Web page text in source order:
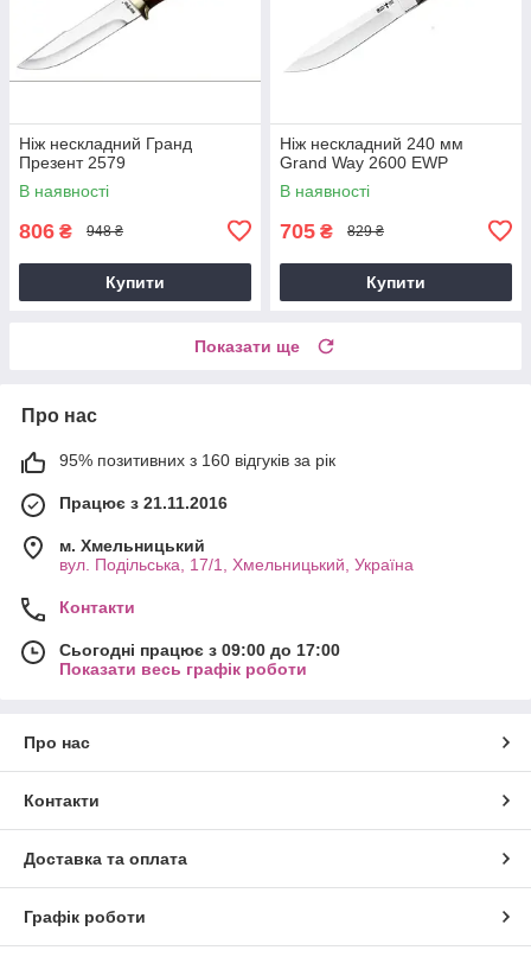
Ніж нескладний Гранд
Презент 2579
В наявності
806 ₴ 948 ₴
Купити
Ніж нескладний 240 мм
Grand Way 2600 EWP
В наявності
705 ₴ 829 ₴
Купити
Показати ще
Про нас
95% позитивних з 160 відгуків за рік
Працює з 21.11.2016
м. Хмельницький
вул. Подільська, 17/1, Хмельницький, Україна
Контакти
Сьогодні працює з 09:00 до 17:00
Показати весь графік роботи
Про нас
Контакти
Доставка та оплата
Графік роботи